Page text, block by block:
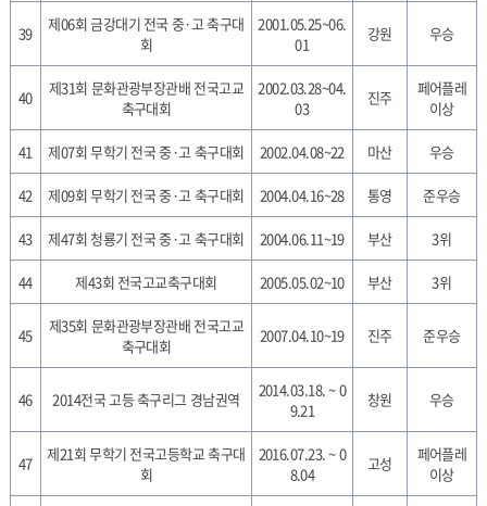
39
제06회 금강대기 전국 중·고 축구대
회
2001.05.25~06.
01
강원 우승
40
제31회 문화관광부장관배 전국고교
축구대회
2002.03.28~04.
03
진주
페어플레
이상
41 제07회 무학기 전국 중·고 축구대회 2002.04.08~22 마산 우승
42 제09회 무학기 전국 중·고 축구대회 2004.04.16~28 통영 준우승
43 제47회 청룡기 전국 중·고 축구대회 2004.06.11~19 부산 3위
44 제43회 전국고교축구대회 2005.05.02~10 부산 3위
45
제35회 문화관광부장관배 전국고교
축구대회
2007.04.10~19 진주 준우승
46 2014전국 고등 축구리그 경남권역
2014.03.18. ~ 0
9.21
창원 우승
47
제21회 무학기 전국고등학교 축구대
회
2016.07.23. ~ 0
8.04
고성
페어플레
이상